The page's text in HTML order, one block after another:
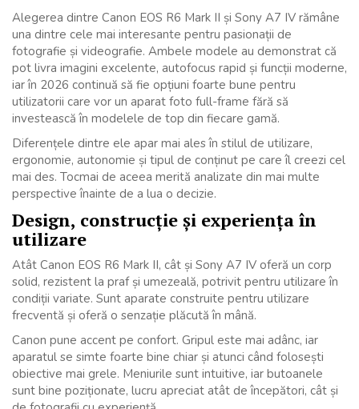
Alegerea dintre Canon EOS R6 Mark II și Sony A7 IV rămâne
una dintre cele mai interesante pentru pasionații de
fotografie și videografie. Ambele modele au demonstrat că
pot livra imagini excelente, autofocus rapid și funcții moderne,
iar în 2026 continuă să fie opțiuni foarte bune pentru
utilizatorii care vor un aparat foto full-frame fără să
investească în modelele de top din fiecare gamă.
Diferențele dintre ele apar mai ales în stilul de utilizare,
ergonomie, autonomie și tipul de conținut pe care îl creezi cel
mai des. Tocmai de aceea merită analizate din mai multe
perspective înainte de a lua o decizie.
Design, construcție și experiența în
utilizare
Atât Canon EOS R6 Mark II, cât și Sony A7 IV oferă un corp
solid, rezistent la praf și umezeală, potrivit pentru utilizare în
condiții variate. Sunt aparate construite pentru utilizare
frecventă și oferă o senzație plăcută în mână.
Canon pune accent pe confort. Gripul este mai adânc, iar
aparatul se simte foarte bine chiar și atunci când folosești
obiective mai grele. Meniurile sunt intuitive, iar butoanele
sunt bine poziționate, lucru apreciat atât de începători, cât și